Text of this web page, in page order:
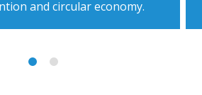
and circular economy.